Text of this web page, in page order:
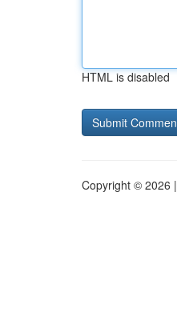
HTML is disabled
Copyright © 2026 |